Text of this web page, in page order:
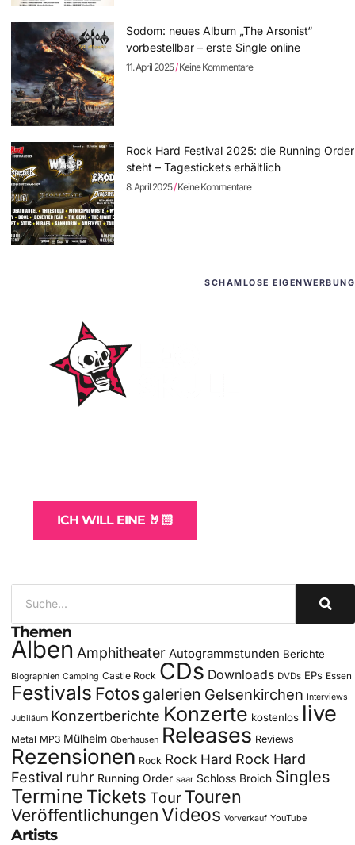
Sodom: neues Album „The Arsonist“
vorbestellbar – erste Single online
11. April 2025 Keine Kommentare
Rock Hard Festival 2025: die Running Order
steht – Tagestickets erhältlich
8. April 2025 Keine Kommentare
SCHAMLOSE EIGENWERBUNG
ICH WILL EINE 🤘🏻
Themen
Alben Amphitheater Autogrammstunden Berichte
Biographien Camping Castle Rock CDs Downloads DVDs EPs Essen
Festivals Fotos galerien Gelsenkirchen Interviews
Jubiläum Konzertberichte Konzerte kostenlos live
Metal MP3 Mülheim Oberhausen Releases Reviews
Rezensionen Rock Rock Hard Rock Hard
Festival ruhr Running Order saar Schloss Broich Singles
Termine Tickets Tour Touren
Veröffentlichungen Videos Vorverkauf YouTube
Artists